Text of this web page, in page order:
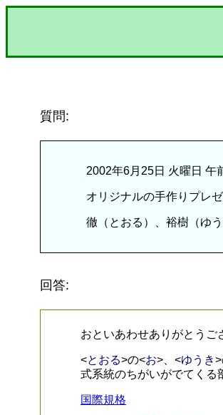
質問:
2002年6月25日 火曜日 午
オリジナルの手作りプレ
徹（とおる）、裕樹（ゆ
回答:
おといあわせありがとうご
<とおる>の<お>、<ゆうき
式系統のちがいがでてくる
国際規格